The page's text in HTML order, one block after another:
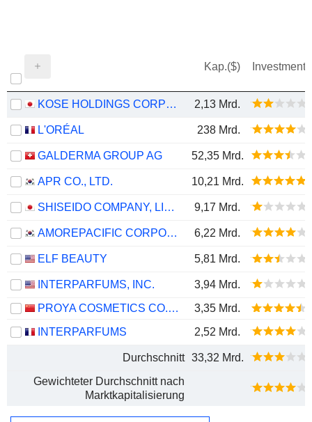
Kap.($) Investment
KOSE HOLDINGS CORPORATION 2,13 Mrd.
L'ORÉAL 238 Mrd.
GALDERMA GROUP AG 52,35 Mrd.
APR CO., LTD. 10,21 Mrd.
SHISEIDO COMPANY, LIMITED 9,17 Mrd.
AMOREPACIFIC CORPORATION 6,22 Mrd.
ELF BEAUTY 5,81 Mrd.
INTERPARFUMS, INC.
3,94 Mrd.
PROYA COSMETICS CO.,LTD.
3,35 Mrd.
INTERPARFUMS
2,52 Mrd.
Durchschnitt 33,32 Mrd.
Gewichteter Durchschnitt nach
Marktkapitalisierung